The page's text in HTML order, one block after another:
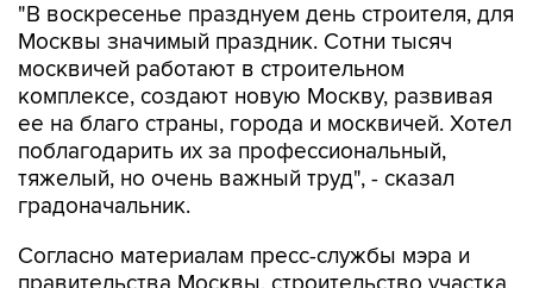
"В воскресенье празднуем день строителя, для
Москвы значимый праздник. Сотни тысяч
москвичей работают в строительном
комплексе, создают новую Москву, развивая
ее на благо страны, города и москвичей. Хотел
поблагодарить их за профессиональный,
тяжелый, но очень важный труд", - сказал
градоначальник.
Согласно материалам пресс-службы мэра и